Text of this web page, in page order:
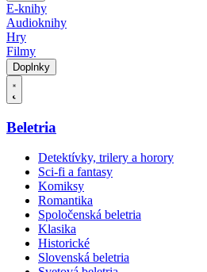
E-knihy
Audioknihy
Hry
Filmy
Doplnky
Beletria
Detektívky, trilery a horory
Sci-fi a fantasy
Komiksy
Romantika
Spoločenská beletria
Klasika
Historické
Slovenská beletria